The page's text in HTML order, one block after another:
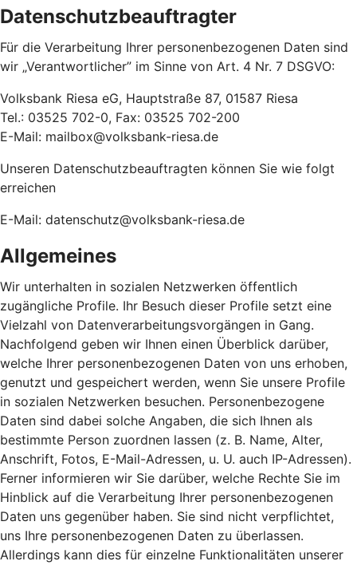
Datenschutzbeauftragter
Für die Verarbeitung Ihrer personenbezogenen Daten sind
wir „Verantwortlicher” im Sinne von Art. 4 Nr. 7 DSGVO:
Volksbank Riesa eG, Hauptstraße 87, 01587 Riesa
Tel.: 03525 702-0, Fax: 03525 702-200
E-Mail: mailbox@volksbank-riesa.de
Unseren Datenschutzbeauftragten können Sie wie folgt
erreichen
E-Mail: datenschutz@volksbank-riesa.de
Allgemeines
Wir unterhalten in sozialen Netzwerken öffentlich
zugängliche Profile. Ihr Besuch dieser Profile setzt eine
Vielzahl von Datenverarbeitungsvorgängen in Gang.
Nachfolgend geben wir Ihnen einen Überblick darüber,
welche Ihrer personenbezogenen Daten von uns erhoben,
genutzt und gespeichert werden, wenn Sie unsere Profile
in sozialen Netzwerken besuchen. Personenbezogene
Daten sind dabei solche Angaben, die sich Ihnen als
bestimmte Person zuordnen lassen (z. B. Name, Alter,
Anschrift, Fotos, E-Mail-Adressen, u. U. auch IP-Adressen).
Ferner informieren wir Sie darüber, welche Rechte Sie im
Hinblick auf die Verarbeitung Ihrer personenbezogenen
Daten uns gegenüber haben. Sie sind nicht verpflichtet,
uns Ihre personenbezogenen Daten zu überlassen.
Allerdings kann dies für einzelne Funktionalitäten unserer